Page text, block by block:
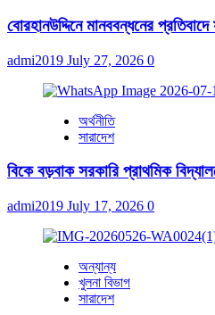
বোরহানউদ্দিনে মানববন্ধনের
admi2019 July 27, 2026 0
অর্থনীতি
সারাদেশ
বিকে বড়বাক সরকারি প্রাথমিক
admi2019 July 17, 2026 0
অন্যান্য
খুলনা বিভাগ
সারাদেশ